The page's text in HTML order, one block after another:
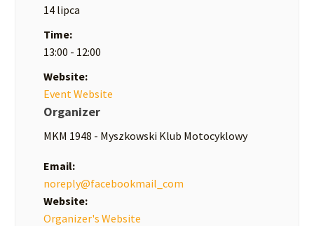
14 lipca
Time:
13:00 - 12:00
Website:
Event Website
Organizer
MKM 1948 - Myszkowski Klub Motocyklowy
Email:
noreply@facebookmail_com
Website:
Organizer's Website